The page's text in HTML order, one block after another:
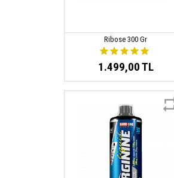
Ribose 300 Gr
1.499,00 TL